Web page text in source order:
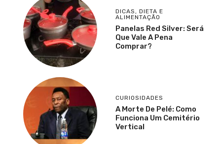
DICAS, DIETA E
ALIMENTAÇÃO
Panelas Red Silver: Será
Que Vale A Pena
Comprar?
CURIOSIDADES
A Morte De Pelé: Como
Funciona Um Cemitério
Vertical